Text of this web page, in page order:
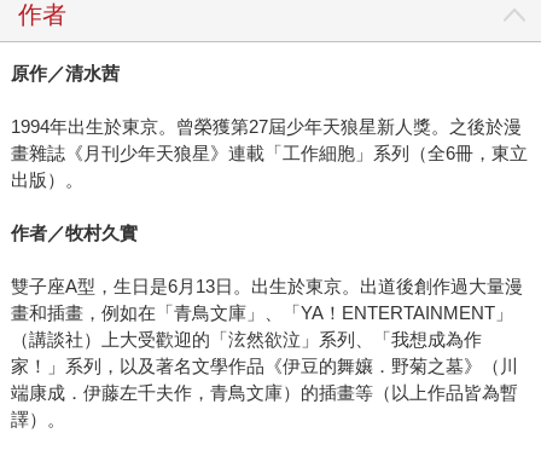
作者
原作／清水茜
1994年出生於東京。曾榮獲第27屆少年天狼星新人獎。之後於漫
畫雜誌《月刊少年天狼星》連載「工作細胞」系列（全6冊，東立
出版）。
作者／牧村久實
雙子座A型，生日是6月13日。出生於東京。出道後創作過大量漫
畫和插畫，例如在「青鳥文庫」、「YA！ENTERTAINMENT」
（講談社）上大受歡迎的「泫然欲泣」系列、「我想成為作
家！」系列，以及著名文學作品《伊豆的舞孃．野菊之墓》（川
端康成．伊藤左千夫作，青鳥文庫）的插畫等（以上作品皆為暫
譯）。